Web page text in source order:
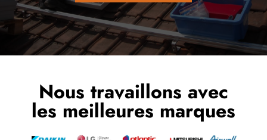
Nous travaillons avec
les meilleures marques